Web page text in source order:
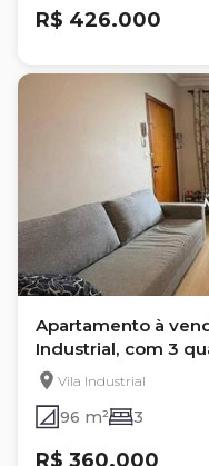
R$ 426.000
Apartamento à
Industrial, com 3
Vila Industrial
96 m² 3
R$ 360.000